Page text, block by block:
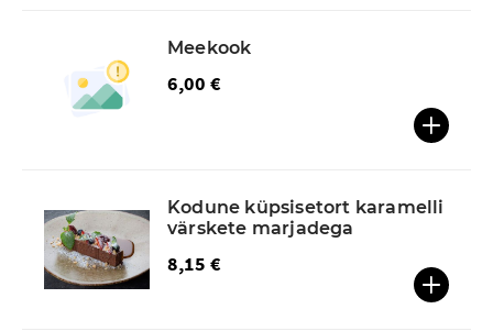
Meekook
6,00 €
Kodune küpsisetort karamelli
värskete marjadega
8,15 €